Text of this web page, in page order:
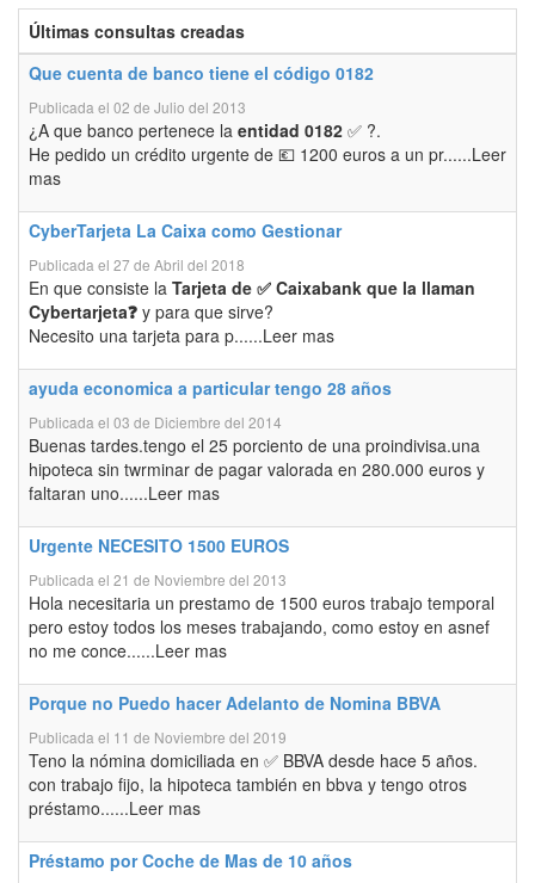
Últimas consultas creadas
Que cuenta de banco tiene el código 0182
Publicada el 02 de Julio del 2013
¿A que banco pertenece la entidad 0182 ✅ ?.
He pedido un crédito urgente de 💶 1200 euros a un pr......Leer
mas
CyberTarjeta La Caixa como Gestionar
Publicada el 27 de Abril del 2018
En que consiste la Tarjeta de ✅ Caixabank que la llaman
Cybertarjeta❓ y para que sirve?
Necesito una tarjeta para p......Leer mas
ayuda economica a particular tengo 28 años
Publicada el 03 de Diciembre del 2014
Buenas tardes.tengo el 25 porciento de una proindivisa.una
hipoteca sin twrminar de pagar valorada en 280.000 euros y
faltaran uno......Leer mas
Urgente NECESITO 1500 EUROS
Publicada el 21 de Noviembre del 2013
Hola necesitaria un prestamo de 1500 euros trabajo temporal
pero estoy todos los meses trabajando, como estoy en asnef
no me conce......Leer mas
Porque no Puedo hacer Adelanto de Nomina BBVA
Publicada el 11 de Noviembre del 2019
Teno la nómina domiciliada en ✅ BBVA desde hace 5 años.
con trabajo fijo, la hipoteca también en bbva y tengo otros
préstamo......Leer mas
Préstamo por Coche de Mas de 10 años